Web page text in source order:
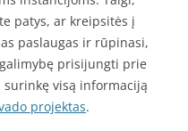
patys, ar kreipsitės į
paslaugas ir rūpinasi,
prisijungti prie
visą informaciją
projektas.